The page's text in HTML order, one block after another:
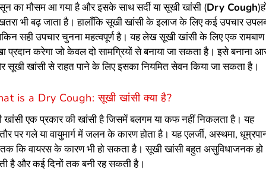
का मौसम आ गया है और इसके साथ सर्दी या सूखी खांसी (Dry Cough
भी बढ़ जाता है। हालाँकि सूखी खांसी के इलाज के लिए कई उपचार
सही उपचार चुनना महत्वपूर्ण है। यह लेख सूखी खांसी के लिए एक रामबाण
प्रदान करेगा जो केवल दो सामग्रियों से बनाया जा सकता है। इसे बनाना
सूखी खांसी से राहत पाने के लिए इसका नियमित सेवन किया जा सकता है।
is a Dry Cough: सूखी खांसी क्या है?
खांसी एक प्रकार की खांसी है जिसमें बलगम या कफ नहीं निकलता है। यह
पर गले या वायुमार्ग में जलन के कारण होता है। यह एलर्जी, अस्थमा,
तक ​​कि वायरस के कारण भी हो सकता है। सूखी खांसी बहुत असुविधाजनक हो
है और कई दिनों तक बनी रह सकती है।